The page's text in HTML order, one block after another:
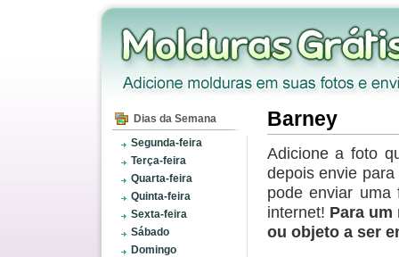
Dias da Semana
Segunda-feira
Terça-feira
Quarta-feira
Quinta-feira
Sexta-feira
Sábado
Domingo
Barney
Adicione a foto
depois envie
pode enviar
internet! Para
ou objeto a ser